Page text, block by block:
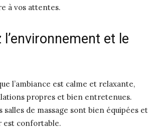
à vos attentes.
l’environnement et le
l’ambiance est calme et relaxante,
propres et bien entretenues.
salles de massage sont bien équipées et
est confortable.